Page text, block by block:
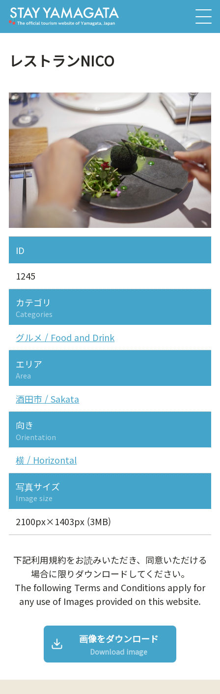
レストランNICO
ID
1245
カテゴリ
Categories
グルメ / Food and Drink
エリア
Area
酒田市 / Sakata
向き
Orientation
横 / Horizontal
写真サイズ
Image size
2100px×1403px (3MB)
下記利用規約をお読みいただき、同意いただける
場合に限りダウンロードしてください。
The following Terms and Conditions apply for
any use of Images provided on this website.
画像をダウンロード
Download image